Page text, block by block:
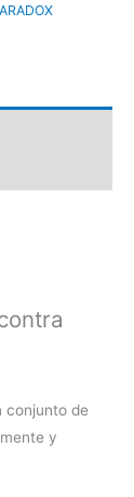
conjunto de
y